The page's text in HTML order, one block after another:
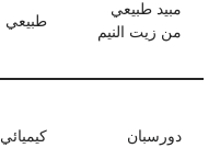
مبيد طبيعي
من زيت النيم
طبيعي
دورسبان كيميائي